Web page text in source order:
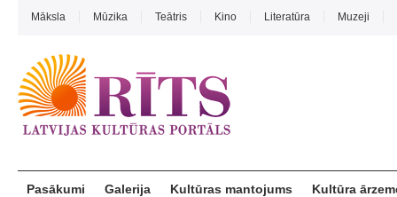
Māksla Mūzika Teātris Kino Literatūra Muzeji
Pasākumi Galerija Kultūras mantojums Kultūra